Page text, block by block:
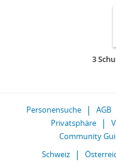
3
Personensuche AGB
Privatsphäre
Community
Schweiz